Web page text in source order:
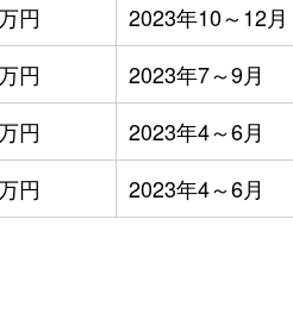
円
2023年10～12月
円
2023年7～9月
円
2023年4～6月
円 2023年4～6月